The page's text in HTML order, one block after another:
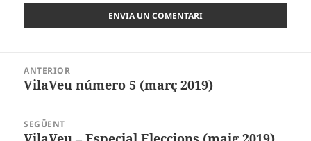
d'entrades
ANTERIOR
Entrada
VilaVeu número 5 (març 2019)
SEGÜENT
Entrada